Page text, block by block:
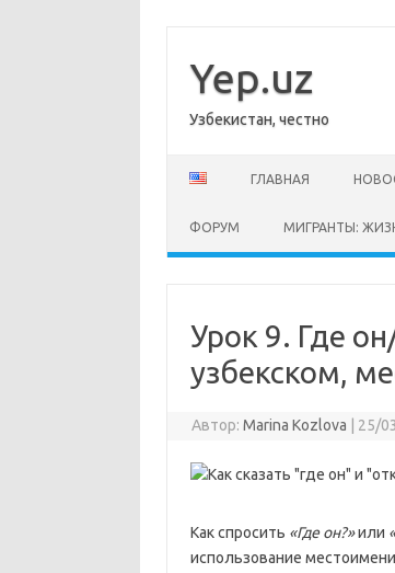
содержимому
Yep.uz
Узбекистан, честно
ГЛАВНАЯ
ФОРУМ МИГРАНТЫ:
Урок 9. Где
узбекском,
Автор: Marina Kozlova 25/
Как спросить «Где он?»или
использование